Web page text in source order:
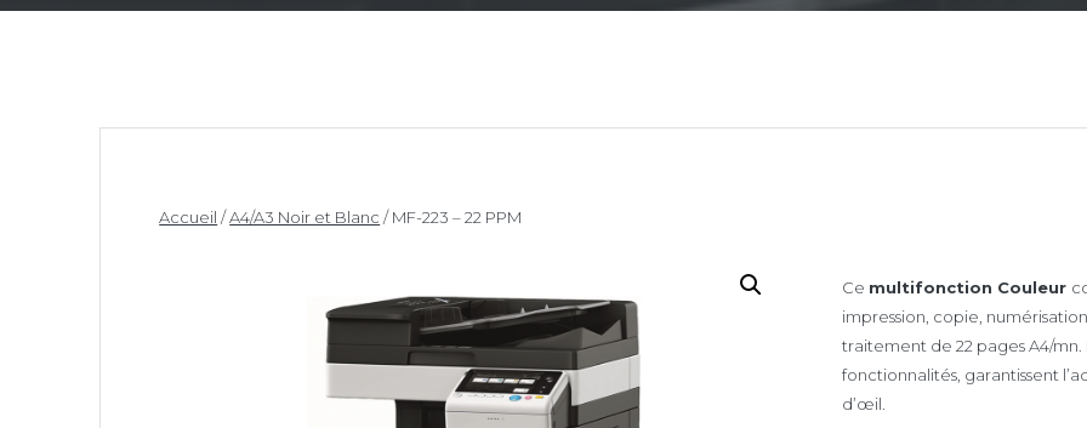
Accueil /A4/A3 Noir et Blanc / MF-223 – 22 PPM
Ce multifonction Couleur
impression, copie,
traitement de 22 pages A4/
fonctionnalités, garantissent
d’œil.